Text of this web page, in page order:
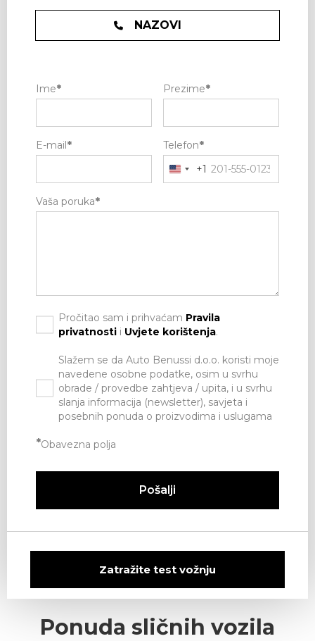
NAZOVI
Ime* Prezime*
E-mail* Telefon*
+1
Vaša poruka*
Pročitao sam i prihvaćam Pravila
privatnosti i Uvjete korištenja.
Slažem se da Auto Benussi d.o.o. koristi moje
navedene osobne podatke, osim u svrhu
obrade / provedbe zahtjeva / upita, i u svrhu
slanja informacija (newsletter), savjeta i
posebnih ponuda o proizvodima i uslugama
*Obavezna polja
Pošalji
Zatražite test vožnju
Ponuda sličnih vozila